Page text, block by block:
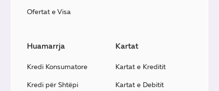
Ofertat e Visa
Huamarrja
Kredi Konsumatore
Kredi për Shtëpi
Kartat
Kartat e Kreditit
Kartat e Debitit